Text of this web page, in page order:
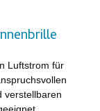
Luftstrom für
verstellbaren